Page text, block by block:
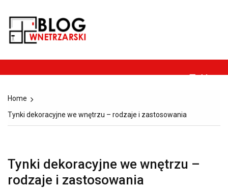
content
architektura.
Menu
Home
Tynki dekoracyjne we wnętrzu – rodzaje i zastosowania
Tynki dekoracyjne we wnętrzu –
rodzaje i zastosowania